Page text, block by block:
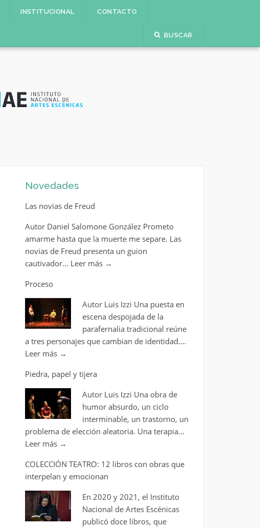
INSTITUCIONAL CONTACTO
BUSCAR
Novedades
Las novias de Freud
Autor Daniel Salomone González Prometo
amarme hasta que la muerte me separe. Las
novias de Freud presenta un guion
cautivador… Leer más →
Proceso
Autor Luis Izzi Una puesta en
escena despojada de la
parafernalia tradicional reúne
a tres personajes que cambian de identidad.…
Leer más →
Piedra, papel y tijera
Autor Luis Izzi Una obra de
humor absurdo, un ciclo
interminable, un trastorno, un
problema de elección aleatoria. Una terapia…
Leer más →
COLECCIÓN TEATRO: 12 libros con obras que
interpelan y emocionan
En 2020 y 2021, el Instituto
Nacional de Artes Escénicas
publicó doce libros, que